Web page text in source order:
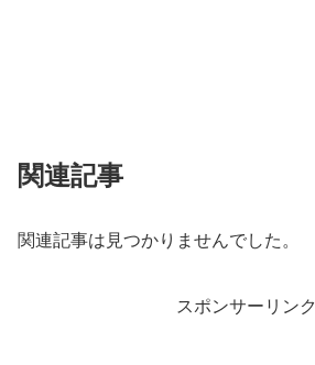
関連記事
関連記事は見つかりませんでした。
スポンサーリンク